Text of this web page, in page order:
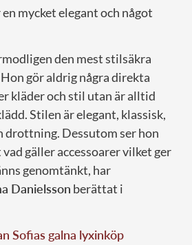
mycket elegant och något
den mest stilsäkra
gör aldrig några direkta
kläder och stil utan är alltid
Stilen är elegant, klassisk,
drottning. Dessutom ser hon
gäller accessoarer vilket ger
genomtänkt, har
Danielsson berättat i
Sofias galna lyxinköp